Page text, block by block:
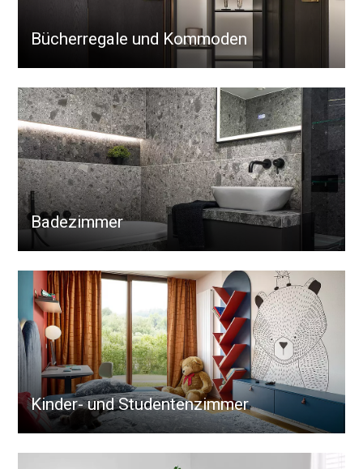
Bücherregale und Kommoden
Badezimmer
Kinder- und Studentenzimmer